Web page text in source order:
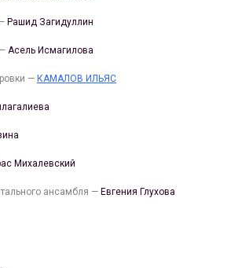
Рашид Загидуллин
Асель Исмагилова
— КАМАЛОВ ИЛЬЯС
Михалевский
ансамбля — Евгения Глухова